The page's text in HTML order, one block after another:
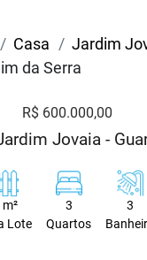
Casa
Jardim
da Serra
R$ 600.000,00
Jovaia -
Lote
3
Quartos
3